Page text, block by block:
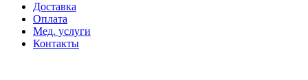
Доставка
Оплата
Мед. услуги
Контакты